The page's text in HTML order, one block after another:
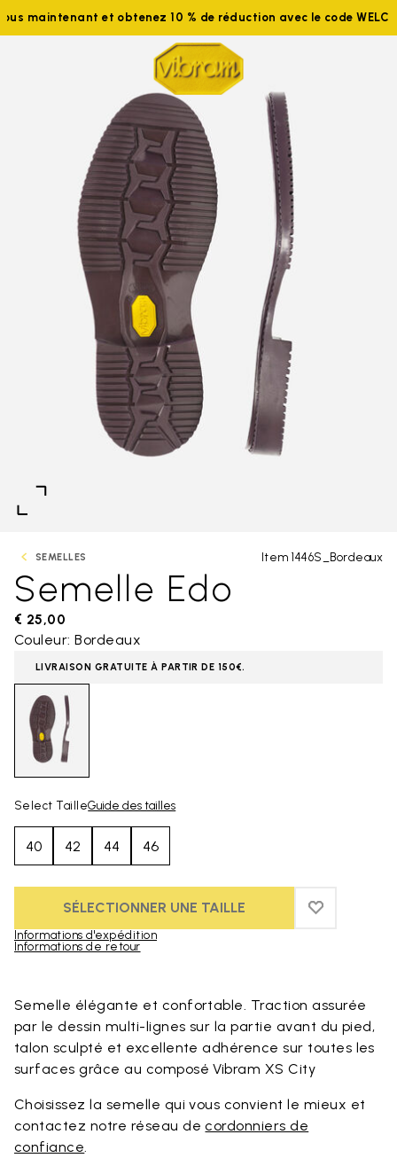
maintenant et obtenez 10 % de réduction avec le code
SEMELLES Item 1446S_Bordeaux
Semelle Edo
€ 25,00
Couleur: Bordeaux
LIVRAISON GRATUITE À PARTIR DE 150€.
Select TailleGuide des tailles
40 42 44 46
SÉLECTIONNER UNE TAILLE ADD TO
ADD TO
Informations d'expédition
Informations de retour
Semelle élégante et confortable. Traction assurée
par le dessin multi-lignes sur la partie avant du pied,
talon sculpté et excellente adhérence sur toutes les
surfaces grâce au composé Vibram XS City
Choisissez la semelle qui vous convient le mieux et
contactez notre réseau decordonniers de
confiance